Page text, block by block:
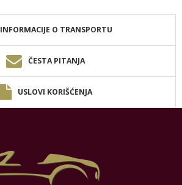
INFORMACIJE O TRANSPORTU
ČESTA PITANJA
USLOVI KORIŠĆENJA